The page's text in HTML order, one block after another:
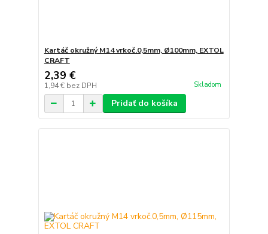
Kartáč okružný M14 vrkoč.0,5mm, Ø100mm, EXTOL
CRAFT
2,39 €
1,94 € bez DPH Skladom
Pridať do košíka